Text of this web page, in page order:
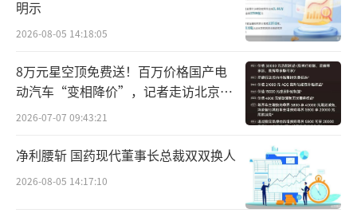
报，从营收数据来看，并不乐观，尤其是欧莱
雅曾经的增长引擎高档化妆品业务放缓甚至在
中国市场出现下滑。
2024年上半年，欧莱雅销售额为221.2亿欧
元，同比增长7.5%；营业利润同比增长8%至4
5.991亿欧元；净利润为36.5亿欧元，同比增长
8.8%。相比较前几年的高增长，业绩出现放缓
趋势。此外，欧莱雅在以中国市场为主的北亚
明示
2026-08-05 14:18:05
8万元星空顶免费送！百万价格国产电
动汽车“变相降价”，记者走访北京门
店…
2026-07-07 09:43:21
净利腰斩 国药现代董事长总裁双双换人
2026-08-05 14:17:10